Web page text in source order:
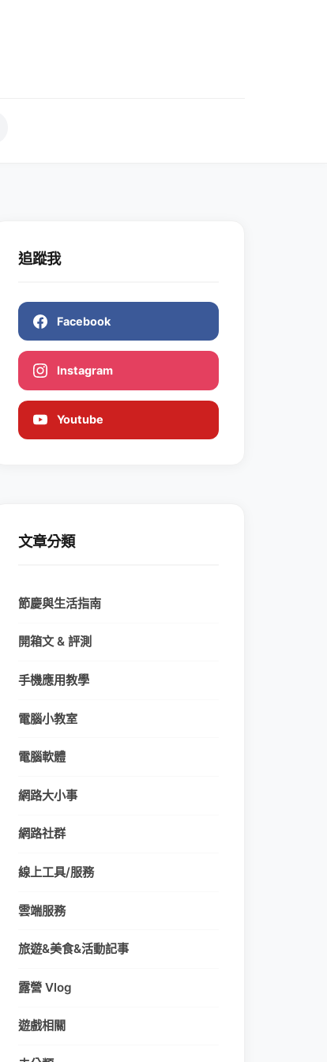
追蹤我
Facebook
Instagram
Youtube
文章分類
節慶與生活指南
開箱文 & 評測
手機應用教學
電腦小教室
電腦軟體
網路大小事
網路社群
線上工具/服務
雲端服務
旅遊&美食&活動記事
露營 Vlog
遊戲相關